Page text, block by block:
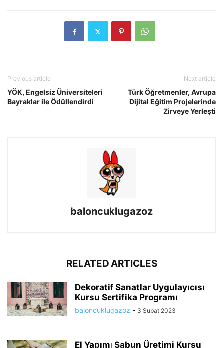
Previous article
YÖK, Engelsiz Üniversiteleri
Bayraklar ile Ödüllendirdi
Next article
Türk Öğretmenler, Avrupa
Dijital Eğitim Projelerinde
Zirveye Yerleşti
baloncuklugazoz
RELATED ARTICLES
Dekoratif Sanatlar Uygulayıcısı
Kursu Sertifika Programı
baloncuklugazoz - 3 Şubat 2023
El Yapımı Sabun Üretimi Kursu